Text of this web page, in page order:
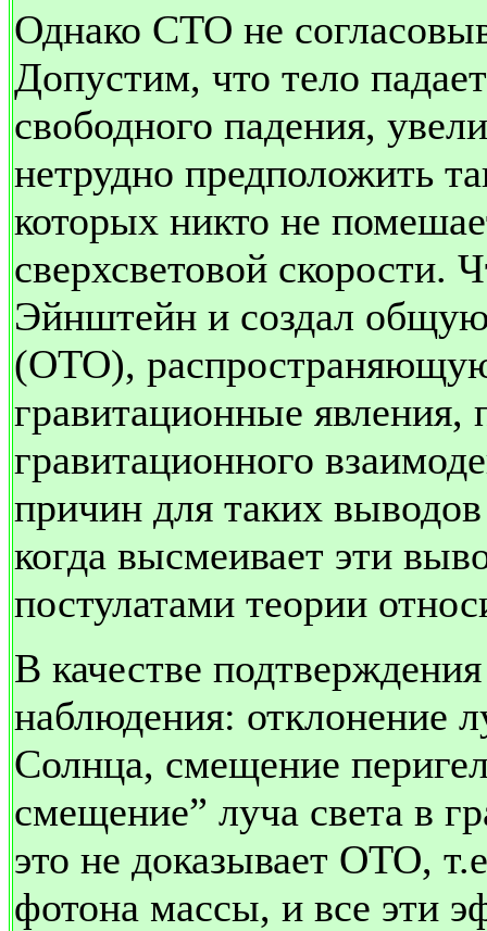
Однако СТО не
Допустим, что тело
свободного падения,
нетрудно предположить
которых никто не
сверхсветовой скорости.
Эйнштейн и создал
(ОТО),
гравитационные явления,
гравитационного
причин для таких
когда высмеивает эти
постулатами теории
В качестве
наблюдения: отклонение
Солнца, смещение
смещение” луча света в
это не доказывает ОТО,
фотона массы, и все эти